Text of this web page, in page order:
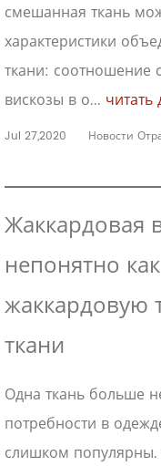
смешанная ткань
характеристики
ткани: соотношение
вискозы в о...
Jul 27,2020 Новости
Жаккардовая
непонятно
жаккардовую
ткани
Одна ткань больше
потребности в
слишком